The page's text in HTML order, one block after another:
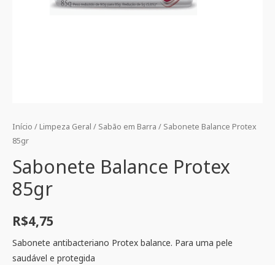
Início / Limpeza Geral / Sabão em Barra / Sabonete Balance Protex
85gr
Sabonete Balance Protex
85gr
R$4,75
Sabonete antibacteriano Protex balance. Para uma pele
saudável e protegida